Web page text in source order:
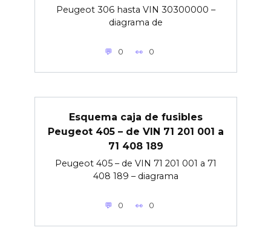
Peugeot 306 hasta VIN 30300000 –
diagrama de
0 0
Esquema caja de fusibles
Peugeot 405 – de VIN 71 201 001 a
71 408 189
Peugeot 405 – de VIN 71 201 001 a 71
408 189 – diagrama
0 0